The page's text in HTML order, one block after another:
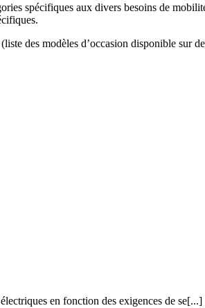
spécifiques aux divers besoins de
des modèles d’occasion disponible sur
en fonction des exigences de se[...]